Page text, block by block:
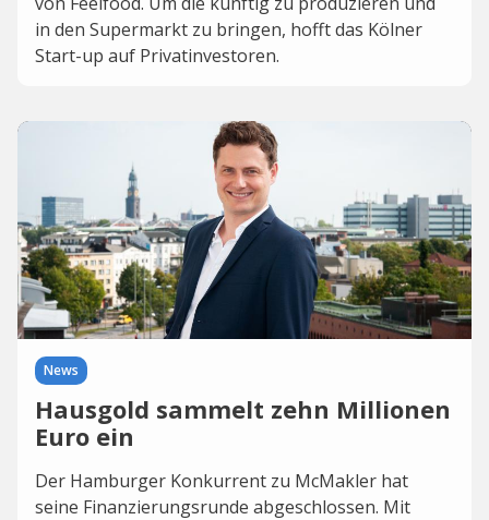
in den Supermarkt zu bringen, hofft das Kölner
Start-up auf Privatinvestoren.
News
Hausgold sammelt zehn Millionen
Euro ein
Der Hamburger Konkurrent zu McMakler hat
seine Finanzierungsrunde abgeschlossen. Mit